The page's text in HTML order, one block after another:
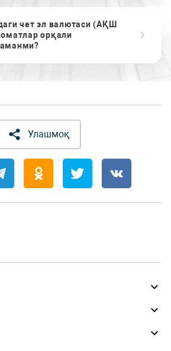
чет эл валютаси (АҚШ
орқали
Улашмоқ